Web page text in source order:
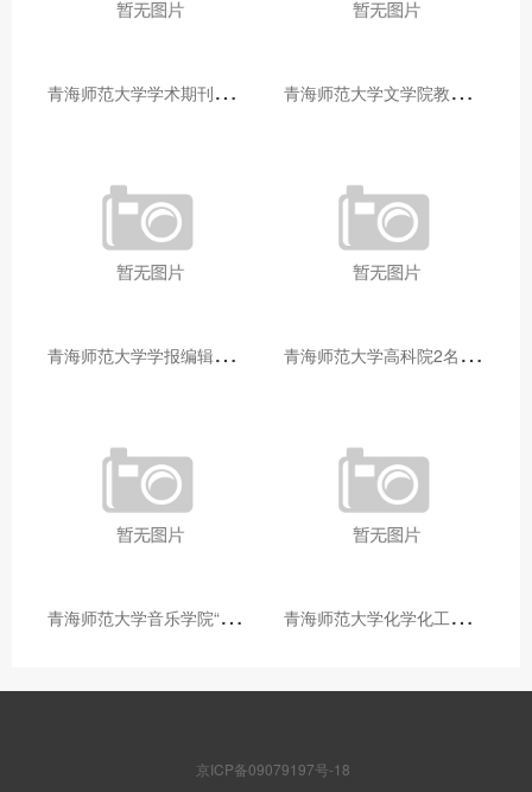
青
海师范大学学术期刊两个专栏入选2025年青海省期刊重点专栏 青
海师范大学文学院教师赴山东省相关高校和学术机构交流学习
青
海师范大学学报编辑部赴大通县城关镇上毛佰胜村开展帮扶慰问活动 青
海师范大学高科院2名专家当选中国科学院院士
青
海师范大学音乐学院“青舞华章”本科舞蹈专业中期汇报圆满落幕 青
海师范大学化学化工学院开展铸牢中华民族共同体意识大讲堂活动
京ICP备09079197号-18